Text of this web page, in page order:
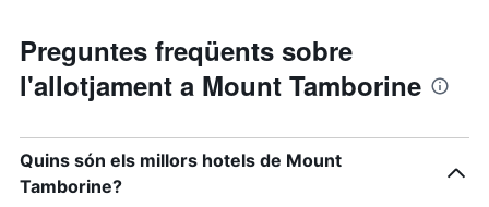
Preguntes freqüents sobre
l'allotjament a Mount Tamborine
Quins són els millors hotels de Mount
Tamborine?